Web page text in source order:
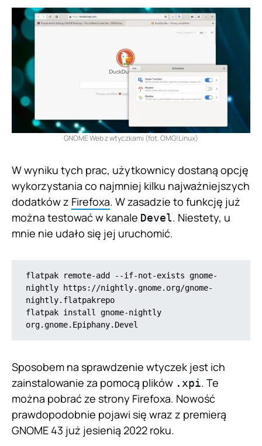
GNOME Web z wtyczkami (fot. OMG!Linux)
W wyniku tych prac, użytkownicy dostaną opcję
wykorzystania co najmniej kilku najważniejszych
dodatków z Firefoxa. W zasadzie to funkcję już
można testować w kanale Devel. Niestety, u
mnie nie udało się jej uruchomić.
flatpak remote-add --if-not-exists gnome-
nightly https://nightly.gnome.org/gnome-
nightly.flatpakrepo
flatpak install gnome-nightly
org.gnome.Epiphany.Devel
Sposobem na sprawdzenie wtyczek jest ich
zainstalowanie za pomocą plików .xpi. Te
można pobrać ze strony Firefoxa. Nowość
prawdopodobnie pojawi się wraz z premierą
GNOME 43 już jesienią 2022 roku.